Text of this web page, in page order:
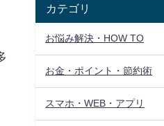
カテゴリ
お悩み解決・HOW TO
お金・ポイント・節約術
スマホ・WEB・アプリ